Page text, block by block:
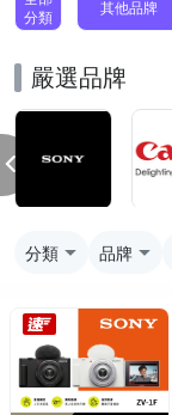
分類
其他品牌
嚴選品牌
分類 品牌